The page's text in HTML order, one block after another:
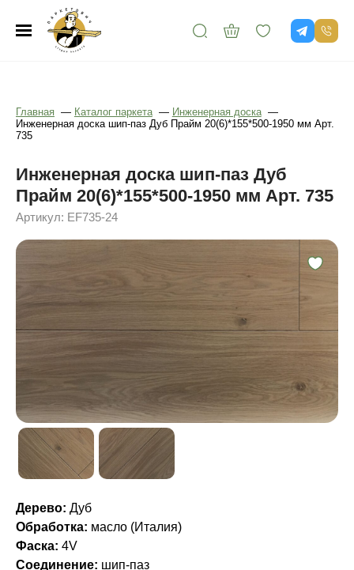
Главная — Каталог паркета — Инженерная доска —
Инженерная доска шип-паз Дуб Прайм 20(6)*155*500-1950 мм Арт.
735
Инженерная доска шип-паз Дуб
Прайм 20(6)*155*500-1950 мм Арт. 735
Артикул: EF735-24
Дерево: Дуб
Обработка: масло (Италия)
Фаска: 4V
Соединение: шип-паз